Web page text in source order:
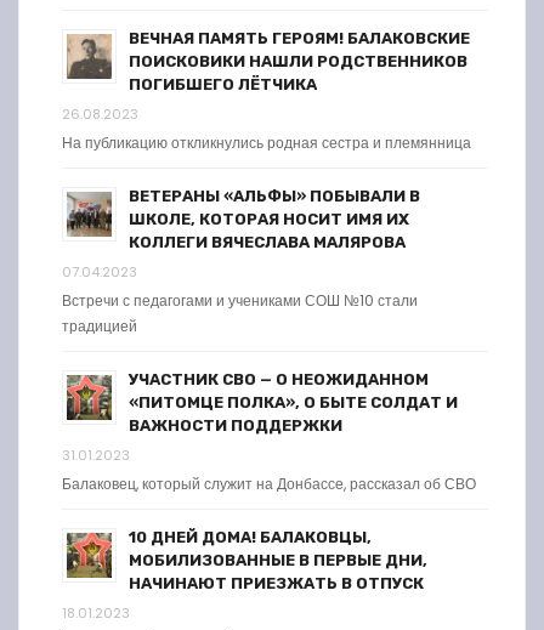
ВЕЧНАЯ ПАМЯТЬ ГЕРОЯМ! БАЛАКОВСКИЕ
ПОИСКОВИКИ НАШЛИ РОДСТВЕННИКОВ
ПОГИБШЕГО ЛЁТЧИКА
26.08.2023
На публикацию откликнулись родная сестра и племянница
ВЕТЕРАНЫ «АЛЬФЫ» ПОБЫВАЛИ В
ШКОЛЕ, КОТОРАЯ НОСИТ ИМЯ ИХ
КОЛЛЕГИ ВЯЧЕСЛАВА МАЛЯРОВА
07.04.2023
Встречи с педагогами и учениками СОШ №10 стали
традицией
УЧАСТНИК СВО — О НЕОЖИДАННОМ
«ПИТОМЦЕ ПОЛКА», О БЫТЕ СОЛДАТ И
ВАЖНОСТИ ПОДДЕРЖКИ
31.01.2023
Балаковец, который служит на Донбассе, рассказал об СВО
10 ДНЕЙ ДОМА! БАЛАКОВЦЫ,
МОБИЛИЗОВАННЫЕ В ПЕРВЫЕ ДНИ,
НАЧИНАЮТ ПРИЕЗЖАТЬ В ОТПУСК
18.01.2023